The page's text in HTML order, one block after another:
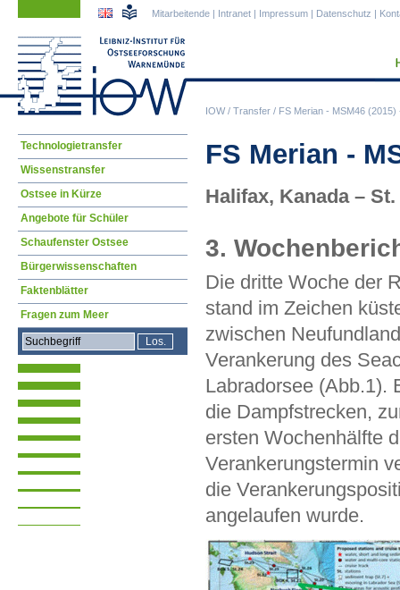
IOW/ Transfer / FS Merian - MSM46
Mitarbeitende | Intranet | Impressum | Datenschutz |
FS Merian -
Halifax, Kanada –
3.
Die dritte Woche der
stand im Zeichen
zwischen
Verankerung des
Labradorsee (Abb.1).
die Dampfstrecken,
ersten Wochenhälfte
Verankerungstermin
die
angelaufen wurde.
Navigation
überspringen
Technologietransfer
Wissenstransfer
Ostsee in Kürze
Angebote für Schüler
Schaufenster Ostsee
Bürgerwissenschaften
Faktenblätter
Fragen zum Meer